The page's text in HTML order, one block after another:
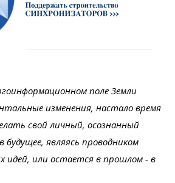
поле Земли
изменения, настало время
свой личный, осознанный
являясь проводником
идей, или остается в прошлом - в